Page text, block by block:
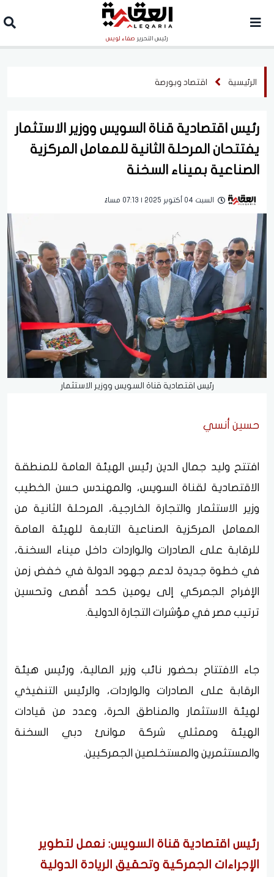
رئيس التحرير صفاء لويس
الرئيسية اقتصاد وبورصة
رئيس اقتصادية قناة السويس ووزير الاستثمار
يفتتحان المرحلة الثانية للمعامل المركزية
الصناعية بميناء السخنة
السبت 04 أكتوبر 2025 | 07:13 مساءً
رئيس اقتصادية قناة السويس ووزير الاستثمار
حسين أنسي
افتتح وليد جمال الدين رئيس الهيئة العامة للمنطقة
الاقتصادية لقناة السويس، والمهندس حسن الخطيب
وزير الاستثمار والتجارة الخارجية، المرحلة الثانية من
المعامل المركزية الصناعية التابعة للهيئة العامة
للرقابة على الصادرات والواردات داخل ميناء السخنة،
في خطوة جديدة لدعم جهود الدولة في خفض زمن
الإفراج الجمركي إلى يومين كحد أقصى وتحسين
ترتيب مصر في مؤشرات التجارة الدولية.
جاء الافتتاح بحضور نائب وزير المالية، ورئيس هيئة
الرقابة على الصادرات والواردات، والرئيس التنفيذي
لهيئة الاستثمار والمناطق الحرة، وعدد من قيادات
الهيئة وممثلي شركة موانئ دبي السخنة
والمستثمرين والمستخلصين الجمركيين.
رئيس اقتصادية قناة السويس: نعمل لتطوير
الإجراءات الجمركية وتحقيق الريادة الدولية